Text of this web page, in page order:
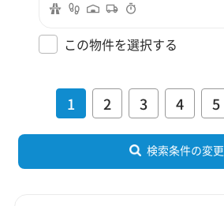
この物件を選択する
1 2 3 4 5
検索条件の変更